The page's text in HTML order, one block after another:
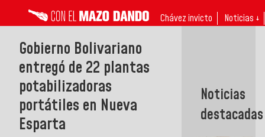
Chávez invicto Noticias ↓
Gobierno Bolivariano
entregó de 22 plantas
potabilizadoras
portátiles en Nueva
Esparta
Noticias
destacadas